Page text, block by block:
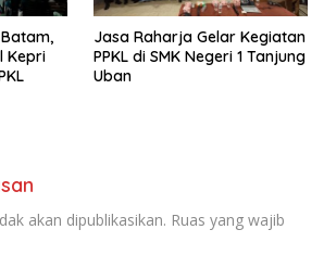
Batam,
Kepri
Jasa Raharja Gelar Kegiatan
PPKL di SMK Negeri 1 Tanjung
Uban
akan dipublikasikan. Ruas yang wajib